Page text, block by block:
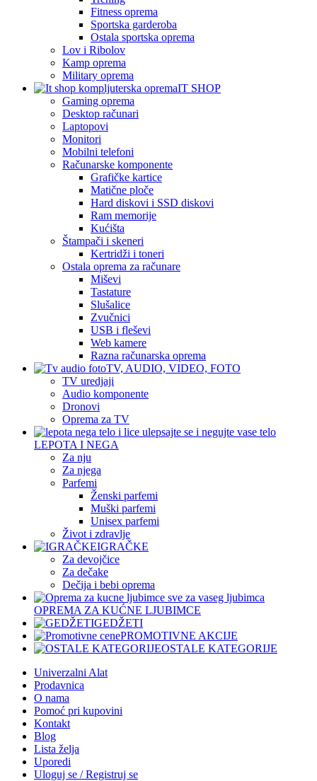
Fitness oprema
Sportska garderoba
Ostala sportska oprema
Lov i Ribolov
Kamp oprema
Military oprema
IT SHOP
Gaming oprema
Desktop računari
Laptopovi
Monitori
Mobilni telefoni
Računarske komponente
Grafičke kartice
Matične ploče
Hard diskovi i SSD diskovi
Ram memorije
Kućišta
Štampači i skeneri
Kertridži i toneri
Ostala oprema za računare
Miševi
Tastature
Slušalice
Zvučnici
USB i fleševi
Web kamere
Razna računarska oprema
TV, AUDIO, VIDEO, FOTO
TV uredjaji
Audio komponente
Dronovi
Oprema za TV
LEPOTA I NEGA
Za nju
Za njega
Parfemi
Ženski parfemi
Muški parfemi
Unisex parfemi
Život i zdravlje
IGRAČKE
Za devojčice
Za dečake
Dečija i bebi oprema
OPREMA ZA KUĆNE LJUBIMCE
GEDŽETI
PROMOTIVNE AKCIJE
OSTALE KATEGORIJE
Univerzalni Alat
Prodavnica
O nama
Pomoć pri kupovini
Kontakt
Blog
Lista želja
Uporedi
Uloguj se / Registruj se